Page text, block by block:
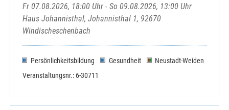
Fr 07.08.2026, 18:00 Uhr - So 09.08.2026, 13:00 Uhr
Haus Johannisthal, Johannisthal 1, 92670
Windischeschenbach
Persönlichkeitsbildung Gesundheit
Neustadt-Weiden
Veranstaltungsnr.: 6-30711